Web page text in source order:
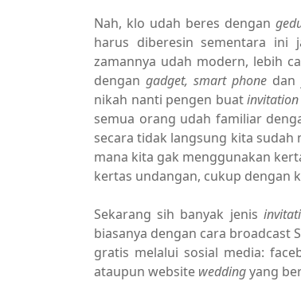
Nah, klo udah beres dengan
harus diberesin sementara ini
zamannya udah modern, lebih
dengan gadget, smart phone dan
nikah nanti pengen buat
semua orang udah familiar
secara tidak langsung kita
mana kita gak menggunakan
kertas undangan, cukup dengan
Sekarang sih banyak jenis
biasanya dengan cara broadcast
gratis melalui sosial media:
ataupun website weddingyang